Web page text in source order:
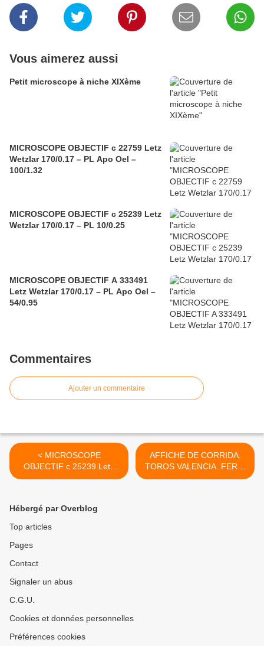
Vous aimerez aussi
Petit microscope à niche XIXème
MICROSCOPE OBJECTIF c 22759 Letz
Wetzlar 170/0.17 – PL Apo Oel –
100/1.32
MICROSCOPE OBJECTIF c 25239 Letz
Wetzlar 170/0.17 – PL 10/0.25
MICROSCOPE OBJECTIF A 333491
Letz Wetzlar 170/0.17 – PL Apo Oel –
54/0.95
Commentaires
Ajouter un commentaire
< MICROSCOPE
OBJECTIF c 25239 Letz
Wetzlar 170/0.17 – PL
​​​​​​​AFFICHE DE CORRIDA.
TOROS VALENCIA. FERIA
DE JULIO 2001. DEL 17 AL
Hébergé par Overblog
Top articles
Pages
Contact
Signaler un abus
C.G.U.
Cookies et données personnelles
Préférences cookies